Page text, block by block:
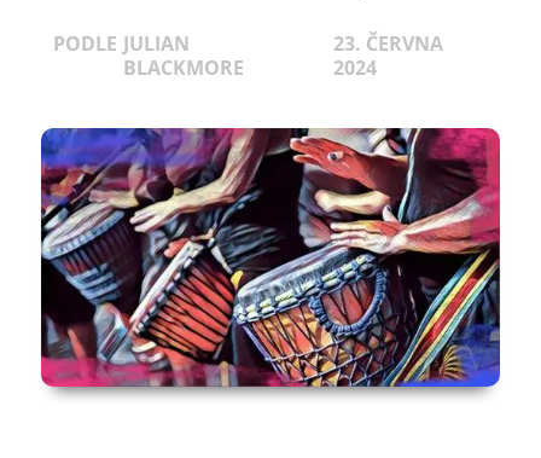
PODLE JULIAN
BLACKMORE
23. ČERVNA
2024